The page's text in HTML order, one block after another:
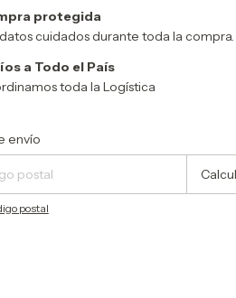
protegida
cuidados durante toda la compra.
a Todo el País
toda la Logística
el CP:
envío
postal